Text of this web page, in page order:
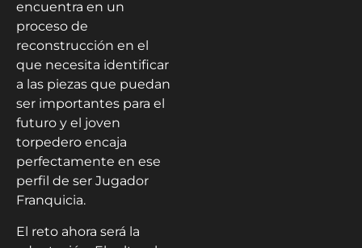
encuentra en un
proceso de
reconstrucción en el
que necesita identificar
a las piezas que puedan
ser importantes para el
futuro y el joven
torpedero encaja
perfectamente en ese
perfil de ser Jugador
Franquicia.
El reto ahora será la